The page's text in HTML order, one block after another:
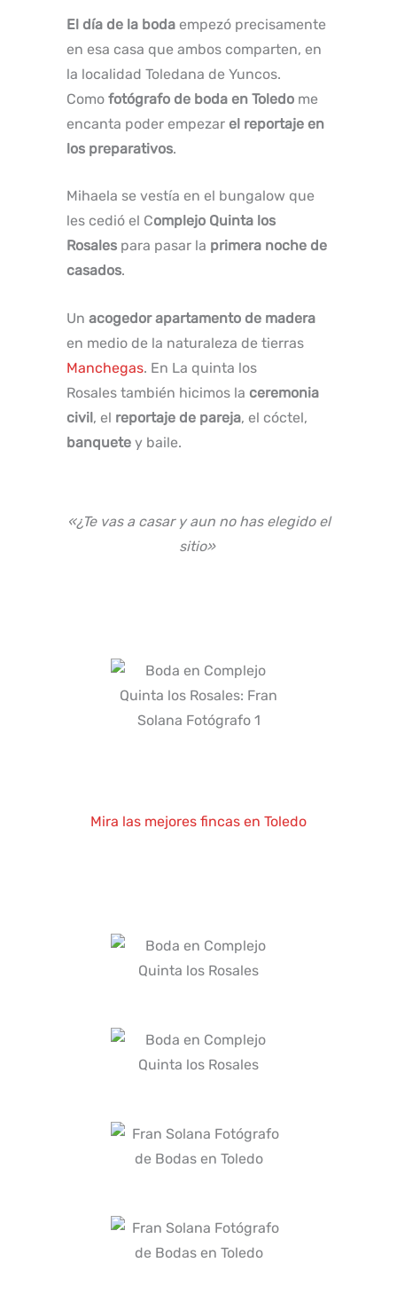
El día de la boda empezó precisamente
en esa casa que ambos comparten, en
la localidad Toledana de Yuncos.
Como fotógrafo de boda en Toledo me
encanta poder empezar el reportaje en
los preparativos.
Mihaela se vestía en el bungalow que
les cedió el Complejo Quinta los
Rosales para pasar la primera noche de
casados.
Un acogedor apartamento de madera
en medio de la naturaleza de tierras
Manchegas. En La quinta los
Rosales también hicimos la ceremonia
civil, el reportaje de pareja, el cóctel,
banquete y baile.
«¿Te vas a casar y aun no has elegido el
sitio»
Mira las mejores fincas en Toledo